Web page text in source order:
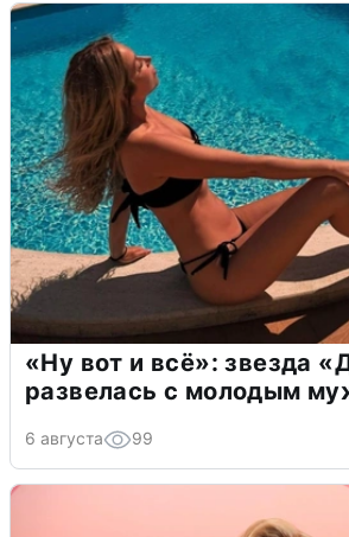
«Ну вот и всё»: звезда
развелась с молодым
6 августа 99